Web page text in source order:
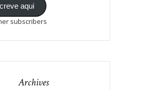
aqui
subscribers
Archives